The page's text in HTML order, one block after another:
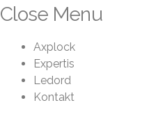
Skip
to
content
Close Menu
Axplock
Expertis
Ledord
Kontakt